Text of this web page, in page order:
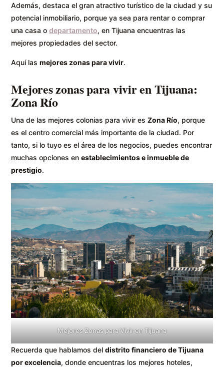
Además, destaca el gran atractivo turístico de la ciudad y su
potencial inmobiliario, porque ya sea para rentar o comprar
una casa odepartamento, en Tijuana encuentras las
mejores propiedades del sector.
Aquí lasmejores zonas para vivir.
Mejores zonas para vivir en Tijuana:
Zona Río
Una de las mejores colonias para vivir esZona Río, porque
es el centro comercial más importante de la ciudad. Por
tanto, si lo tuyo es el área de los negocios, puedes encontrar
muchas opciones enestablecimientos e inmueble de
prestigio.
Mejores Zonas para Vivir en Tijuana
Recuerda que hablamos deldistrito financiero de Tijuana
por excelencia, donde encuentras los mejores hoteles,